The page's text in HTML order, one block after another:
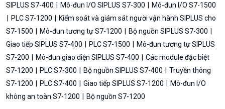
SIPLUS S7-400
Mô-đun I/O SIPLUS S7-300
Mô-đun I/O S7-1500
PLC S7-1200
Kiểm soát và giám sát người vận hành SIPLUS cho
S7-1500
Mô-đun tương tự S7-1200
Bộ nguồn SIPLUS S7-300
Giao tiếp SIPLUS S7-400
PLC S7-1500
Mô-đun tương tự SIPLUS
S7-200
Mô-đun giao diện SIPLUS S7-400
Các module đặc biệt
S7-1200
PLC S7-300 Bộ nguồn SIPLUS S7-400
Truyền thông
S7-1200
PLC S7-400 Giao tiếp SIPLUS S7-1200
Mô-đun I/O
không an toàn S7-1200
Bộ nguồn S7-1200